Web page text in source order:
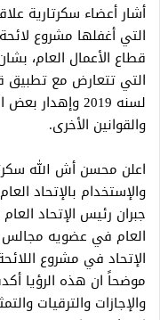
أشار أعضاء سكرتارية
التي أغفلها مشروع
قطاع الأعمال العام،
لسنه 2019
والقوانين الأخرى.
اعلن محسن أش الله
والإستخدام بالإتحاد
جبران رئيس الإتحاد
العام في عضويه مجالس
الإتحاد في مشروع
موضحاً ان هذه الرؤيا
والإجازات والترقيات